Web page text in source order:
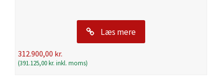
Læs mere
312.900,00 kr.
(391.125,00kr. inkl. moms)